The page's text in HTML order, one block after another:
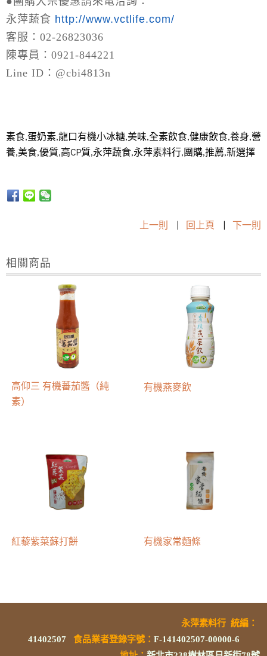
永萍蔬食 http://www.vctlife.com/
客服：02-26823036
陳專員：0921-844221
Line ID：@cbi4813n
素食,蛋奶素,龍口有機小冰糖,美味,全素飲食,健康飲食,養身,營
養,美食,優質,高CP質,永萍蔬食,永萍素料行,團購,推薦,新選擇
上一則 | 回上頁 | 下一則
相關商品
高仰三 有機蕃茄醬（純
素）
有機燕麥飲
紅藜紫菜蘇打餅 有機家常麵條
永萍素料行 統編 ：
41402507
食品業者登錄字號： F-141402507-00000-6